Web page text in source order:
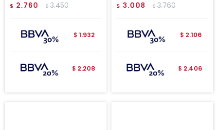
$ 2.760 $3.450
$ 1.932
$ 2.208
$ 3.008 $3.760
$ 2.106
$ 2.406